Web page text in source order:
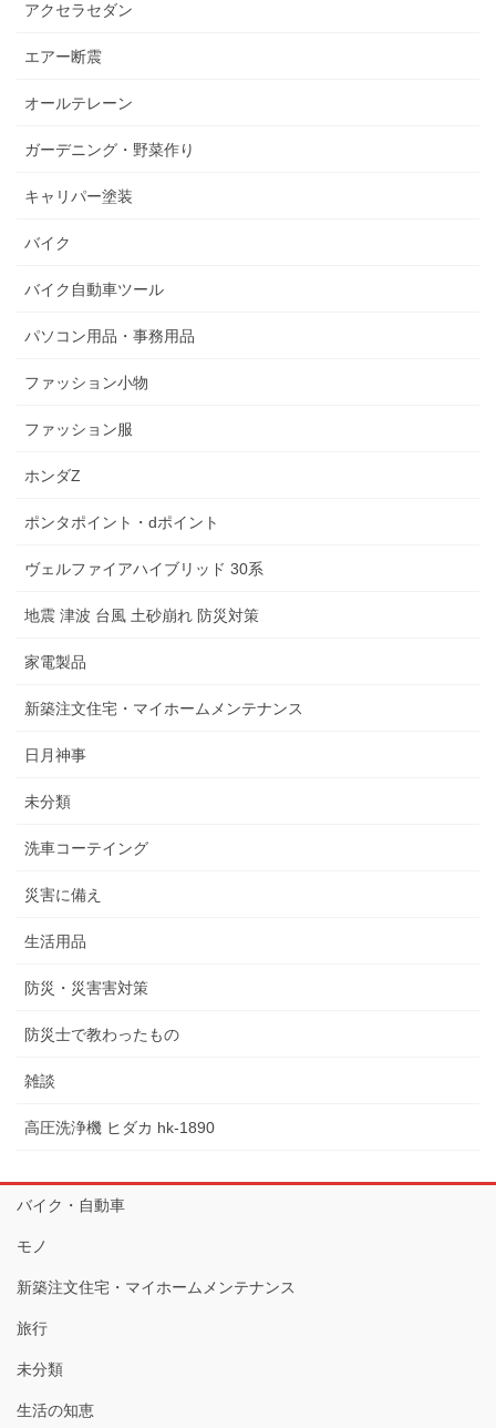
アクセラセダン
エアー断震
オールテレーン
ガーデニング・野菜作り
キャリパー塗装
バイク
バイク自動車ツール
パソコン用品・事務用品
ファッション小物
ファッション服
ホンダZ
ポンタポイント・dポイント
ヴェルファイアハイブリッド 30系
地震 津波 台風 土砂崩れ 防災対策
家電製品
新築注文住宅・マイホームメンテナンス
日月神事
未分類
洗車コーテイング
災害に備え
生活用品
防災・災害害対策
防災士で教わったもの
雑談
高圧洗浄機 ヒダカ hk-1890
バイク・自動車
モノ
新築注文住宅・マイホームメンテナンス
旅行
未分類
生活の知恵